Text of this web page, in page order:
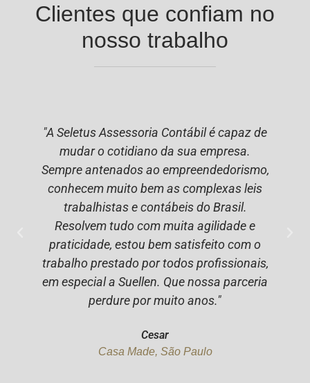
Clientes que confiam no
nosso trabalho
"Uma ótima equipe de trabalho, que possui
uma plataforma flexível e que atende as
necessidades do cliente. Todas as
demandas solicitadas foram atendidas em
tempo. Suporte excelente, sempre pronto a
atender. Parabéns pelo serviço oferecido.
Esperamos manter nossa parceria por um
longo tempo."
Juliana